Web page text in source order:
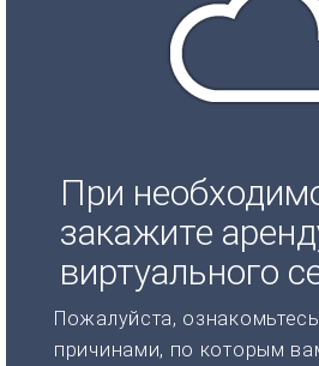
При
закажите
виртуального
Пожалуйста,
причинами, по которым